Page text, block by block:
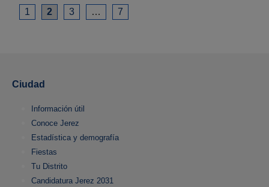
1 2 3 … 7
Ciudad
Información útil
Conoce Jerez
Estadística y demografía
Fiestas
Tu Distrito
Candidatura Jerez 2031